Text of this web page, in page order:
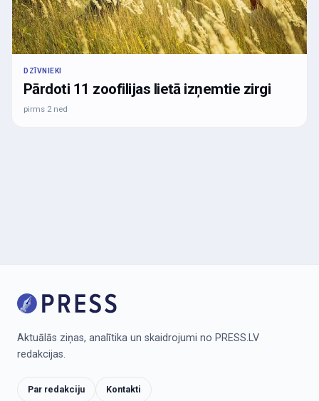
DZĪVNIEKI
Pārdoti 11 zoofilijas lietā izņemtie zirgi
pirms 2 ned
Aktuālās ziņas, analītika un skaidrojumi no PRESS.LV
redakcijas.
Par redakciju Kontakti